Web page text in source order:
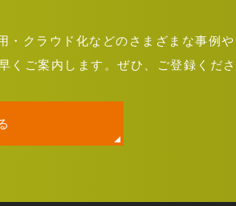
クラウド化などのさまざまな事例
ご案内します。ぜひ、ご登録くださ